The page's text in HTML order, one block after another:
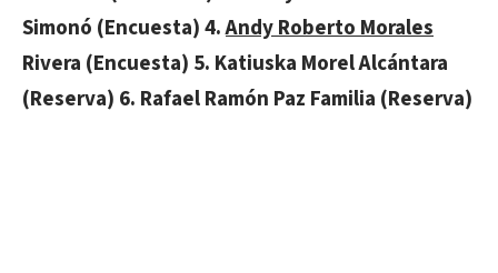
Simonó (Encuesta) 4.Andy Roberto Morales
Rivera (Encuesta) 5. Katiuska Morel Alcántara
(Reserva) 6. Rafael Ramón Paz Familia (Reserva)